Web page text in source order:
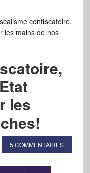
confiscatoire,
les mains de nos
les
5 COMMENTAIRES